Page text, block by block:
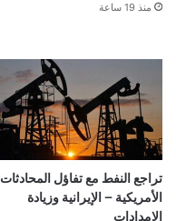
منذ 19 ساعة
تراجع النفط مع تفاؤل المحادثات
الأمريكية – الإيرانية وزيادة
الإمدادات